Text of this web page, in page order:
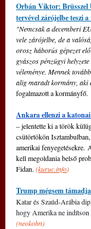
Orbán Viktor: Brüsszel
tervével zárójelbe teszi a
"Nemcsak a decemberi
vele zárójelbe, de a
orosz háborús gépezet
gyászos pénzügyi
véleménye. Mennek
alig maradt kormány, aki
fogalmazott a kormányfő.
Ankara ellenzi a
‒ jelentette ki a török
csütörtökön
amerikai fenyegetésekre.
kell megoldania belső
Fidan. (kuruc.info)
Trump mégsem
Katar és Szaúd-Arábia
hogy Amerika ne indítson
(neokohn)